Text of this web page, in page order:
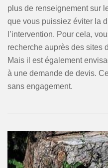
plus de renseignement sur
que vous puissiez éviter la
l’intervention. Pour cela,
recherche auprès des sites
Mais il est également
à une demande de devis.
sans engagement.